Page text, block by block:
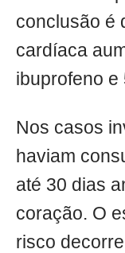
conclusão é
cardíaca
ibuprofeno e
Nos casos
haviam
até 30 dias
coração. O
risco